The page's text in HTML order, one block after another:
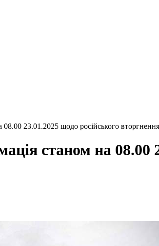
23.01.2025 щодо російського вторгнення
станом на 08.00